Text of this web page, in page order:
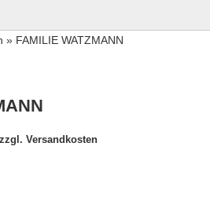
» FAMILIE WATZMANN
Versandkosten